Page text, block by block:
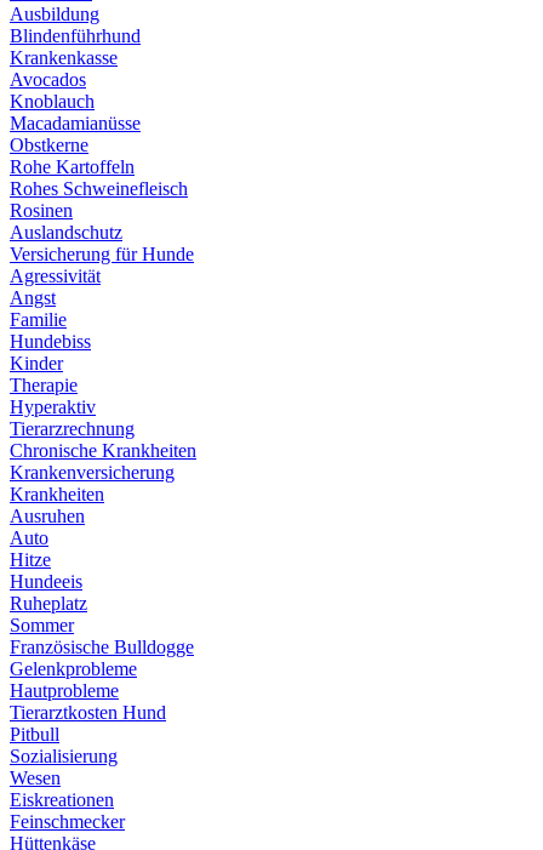
Ausbildung
Blindenführhund
Krankenkasse
Avocados
Knoblauch
Macadamianüsse
Obstkerne
Rohe Kartoffeln
Rohes Schweinefleisch
Rosinen
Auslandschutz
Versicherung für Hunde
Agressivität
Angst
Familie
Hundebiss
Kinder
Therapie
Hyperaktiv
Tierarzrechnung
Chronische Krankheiten
Krankenversicherung
Krankheiten
Ausruhen
Auto
Hitze
Hundeeis
Ruheplatz
Sommer
Französische Bulldogge
Gelenkprobleme
Hautprobleme
Tierarztkosten Hund
Pitbull
Sozialisierung
Wesen
Eiskreationen
Feinschmecker
Hüttenkäse